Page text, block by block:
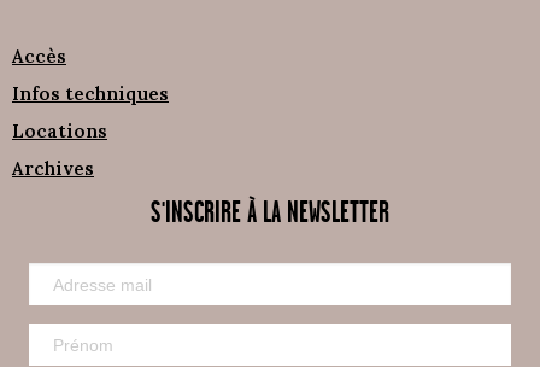
Accès
Infos techniques
Locations
Archives
S'INSCRIRE À LA NEWSLETTER